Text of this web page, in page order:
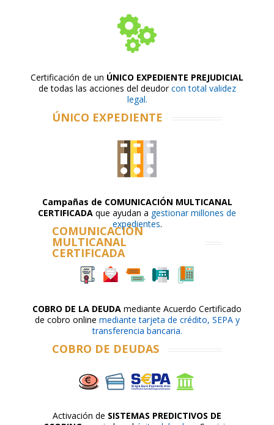
Certificación de un ÚNICO EXPEDIENTE PREJUDICIAL
de todas las acciones del deudorcon total validez
legal.
ÚNICO EXPEDIENTE
Campañas de COMUNICACIÓN MULTICANAL
CERTIFICADA que ayudan a gestionar millones de
expedientes.
COMUNICACIÓN
MULTICANAL
CERTIFICADA
COBRO DE LA DEUDA mediante Acuerdo Certificado
de cobro online mediante tarjeta de crédito, SEPA y
transferencia bancaria.
COBRO DE DEUDAS
Activación de SISTEMAS PREDICTIVOS DE